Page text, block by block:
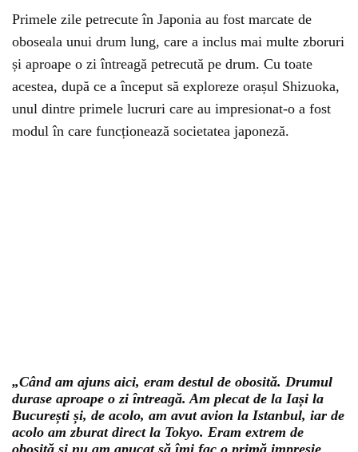
Primele zile petrecute în Japonia au fost marcate de
oboseala unui drum lung, care a inclus mai multe zboruri
și aproape o zi întreagă petrecută pe drum. Cu toate
acestea, după ce a început să exploreze orașul Shizuoka,
unul dintre primele lucruri care au impresionat-o a fost
modul în care funcționează societatea japoneză.
„Când am ajuns aici, eram destul de obosită. Drumul
durase aproape o zi întreagă. Am plecat de la Iași la
București și, de acolo, am avut avion la Istanbul, iar de
acolo am zburat direct la Tokyo. Eram extrem de
obosită și nu am apucat să îmi fac o primă impresie